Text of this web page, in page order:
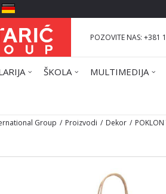
POZOVITE NAS: +381
ŠKOLA MULTIMEDIJA
Group Proizvodi Dekor POKLON